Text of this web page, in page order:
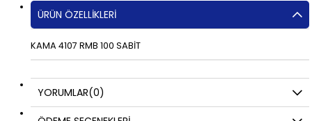
ÜRÜN ÖZELLIKLERI
KAMA 4107 RMB 100 SABİT
YORUMLAR(0)